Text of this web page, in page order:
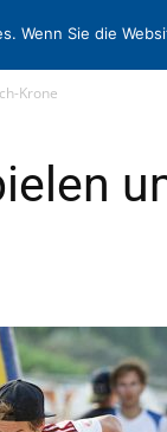
Krone
Wenn Sie die